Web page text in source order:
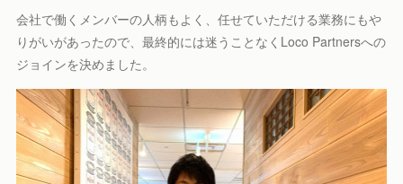
会社で働くメンバーの人柄もよく、任せていただける業務にもや
りがいがあったので、最終的には迷うことなくLoco Partnersへの
ジョインを決めました。